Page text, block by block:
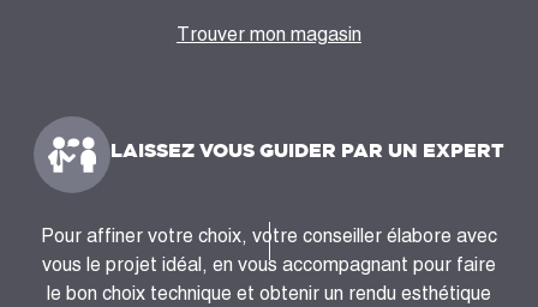
Trouver mon magasin
LAISSEZ VOUS GUIDER PAR UN EXPERT
Pour affiner votre choix, votre conseiller élabore avec
vous le projet idéal, en vous accompagnant pour faire
le bon choix technique et obtenir un rendu esthétique